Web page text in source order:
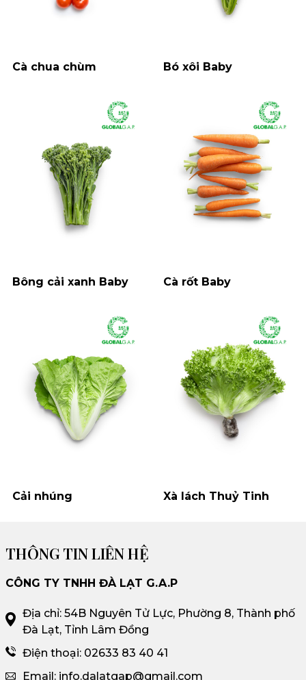
Cà chua chùm Bó xôi Baby
Bông cải xanh Baby Cà rốt Baby
Cải nhúng Xà lách Thuỷ Tinh
THÔNG TIN LIÊN HỆ
CÔNG TY TNHH ĐÀ LẠT G.A.P
Địa chỉ: 54B Nguyên Tử Lực, Phường 8, Thành phố
Đà Lạt, Tỉnh Lâm Đồng
Điện thoại: 02633 83 40 41
Email: info.dalatgap@gmail.com